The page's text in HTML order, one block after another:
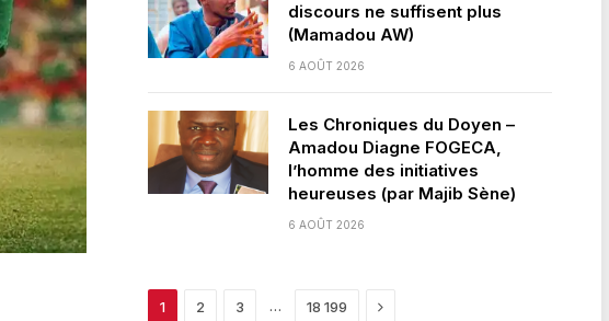
discours ne suffisent plus
(Mamadou AW)
6 AOÛT 2026
Les Chroniques du Doyen –
Amadou Diagne FOGECA,
l’homme des initiatives
heureuses (par Majib Sène)
6 AOÛT 2026
1 2 3 … 18 199 Next